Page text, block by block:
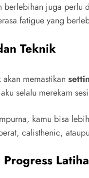
juga perlu
fatigue yang
Teknik
memastikan
selalu merekam
kamu bisa
calisthenic,